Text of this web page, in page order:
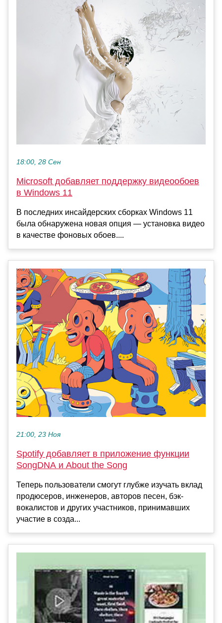
18:00, 28 Сен
Microsoft добавляет поддержку видеообоев
в Windows 11
В последних инсайдерских сборках Windows 11
была обнаружена новая опция — установка видео
в качестве фоновых обоев....
21:00, 23 Ноя
Spotify добавляет в приложение функции
SongDNA и About the Song
Теперь пользователи смогут глубже изучать вклад
продюсеров, инженеров, авторов песен, бэк-
вокалистов и других участников, принимавших
участие в созда...